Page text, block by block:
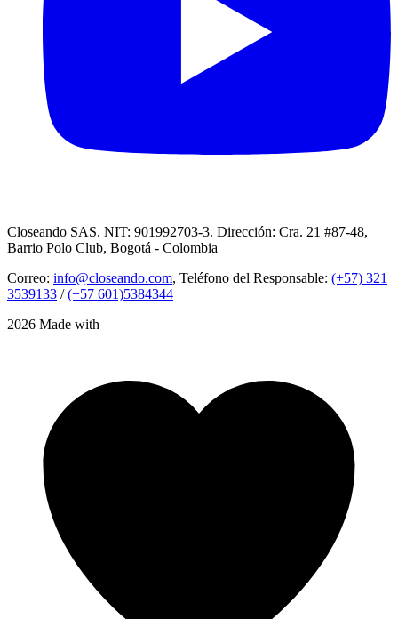
Closeando SAS. NIT: 901992703-3. Dirección: Cra. 21 #87-48,
Barrio Polo Club, Bogotá - Colombia
Correo: info@closeando.com, Teléfono del Responsable: (+57) 321
3539133 /(+57 601)5384344
2026 Made with